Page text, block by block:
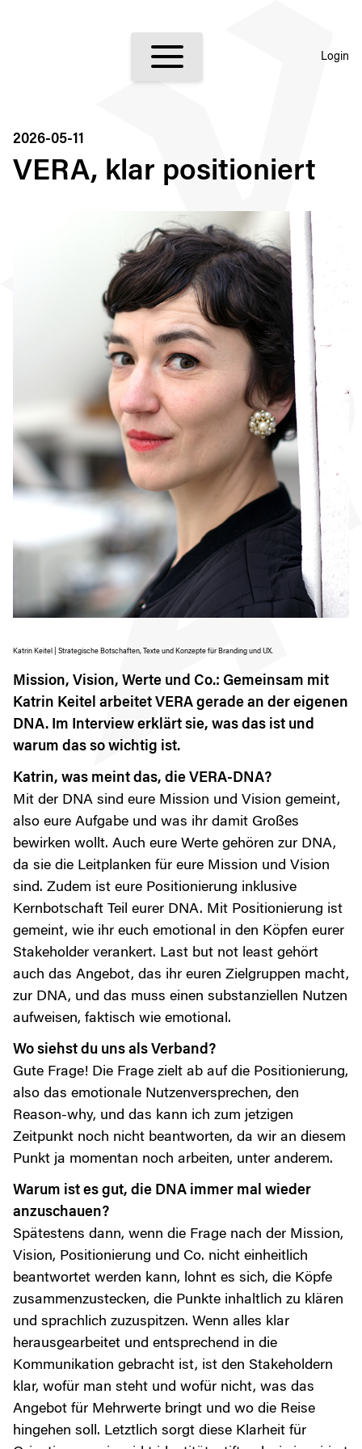
Login
2026-05-11
VERA, klar positioniert
Katrin Keitel | Strategische Botschaften, Texte und Konzepte für Branding und UX.
Mission, Vision, Werte und Co.: Gemeinsam mit
Katrin Keitel arbeitet VERA gerade an der eigenen
DNA. Im Interview erklärt sie, was das ist und
warum das so wichtig ist.
Katrin, was meint das, die VERA-DNA?
Mit der DNA sind eure Mission und Vision gemeint,
also eure Aufgabe und was ihr damit Großes
bewirken wollt. Auch eure Werte gehören zur DNA,
da sie die Leitplanken für eure Mission und Vision
sind. Zudem ist eure Positionierung inklusive
Kernbotschaft Teil eurer DNA. Mit Positionierung ist
gemeint, wie ihr euch emotional in den Köpfen eurer
Stakeholder verankert. Last but not least gehört
auch das Angebot, das ihr euren Zielgruppen macht,
zur DNA, und das muss einen substanziellen Nutzen
aufweisen, faktisch wie emotional.
Wo siehst du uns als Verband?
Gute Frage! Die Frage zielt ab auf die Positionierung,
also das emotionale Nutzenversprechen, den
Reason-why, und das kann ich zum jetzigen
Zeitpunkt noch nicht beantworten, da wir an diesem
Punkt ja momentan noch arbeiten, unter anderem.
Warum ist es gut, die DNA immer mal wieder
anzuschauen?
Spätestens dann, wenn die Frage nach der Mission,
Vision, Positionierung und Co. nicht einheitlich
beantwortet werden kann, lohnt es sich, die Köpfe
zusammenzustecken, die Punkte inhaltlich zu klären
und sprachlich zuzuspitzen. Wenn alles klar
herausgearbeitet und entsprechend in die
Kommunikation gebracht ist, ist den Stakeholdern
klar, wofür man steht und wofür nicht, was das
Angebot für Mehrwerte bringt und wo die Reise
hingehen soll. Letztlich sorgt diese Klarheit für